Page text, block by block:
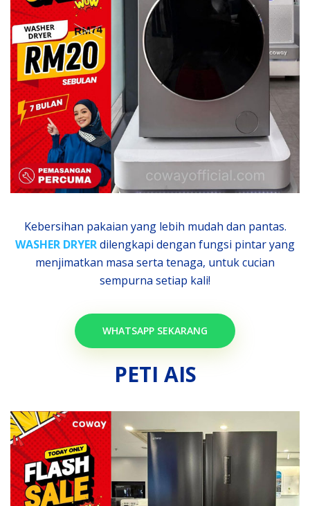
Kebersihan pakaian yang lebih mudah dan pantas.
WASHER DRYERdilengkapi dengan fungsi pintar yang
menjimatkan masa serta tenaga, untuk cucian
sempurna setiap kali!
WHATSAPP SEKARANG
PETI AIS